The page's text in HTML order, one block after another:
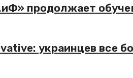
продолжает
украинцев все